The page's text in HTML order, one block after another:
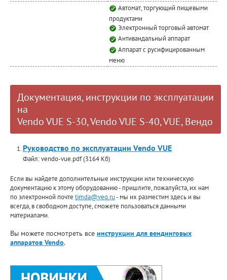
Автомат, торгующий пищевыми
продуктами
Электронный торговый автомат
Антивандальный аппарат
Аппарат с русифицированным
меню
Документация, инструкции по эксплуатации
на
Vendo VUE S-30, Vendo VUE S-40, VUE, Вендо
Руководство по эксплуатации Vendo VUE
Файл: vendo-vue.pdf (3164 Кб)
Если вы найдете дополнительные инструкции или техническую
документацию к этому оборудованию - пришлите, пожалуйста, их нам
по электронной почте timda@veq.ru- мы их разместим здесь и вы
всегда, в свободном доступе, сможете пользоваться данными
материалами.
Вы можете посмотреть все инструкции для вендинговых
аппаратов Vendo.